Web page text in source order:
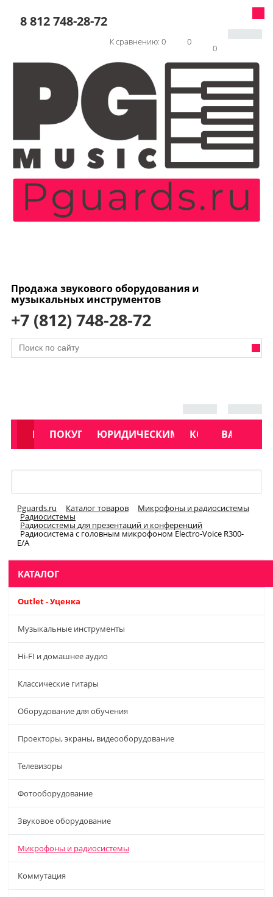
8 812 748-28-72
0
0
К сравнению: 0
Продажа звукового оборудования и
музыкальных инструментов
+7 (812) 748-28-72
АКЦИИ
КАТАЛОГ
ПОКУПАТЕЛЯМЮРИДИЧЕСКИМ ЛИЦАМКОНТАКТЫ
УСЛУГИ
Pguards.ru Каталог товаров Микрофоны и радиосистемы
Радиосистемы
Радиосистемы для презентаций и конференций
Радиосистема с головным микрофоном Electro-Voice R300-
E/A
КАТАЛОГ
Outlet - Уценка
Музыкальные инструменты
Hi-FI и домашнее аудио
Классические гитары
Оборудование для обучения
Проекторы, экраны, видеооборудование
Телевизоры
Фотооборудование
Звуковое оборудование
Микрофоны и радиосистемы
Коммутация